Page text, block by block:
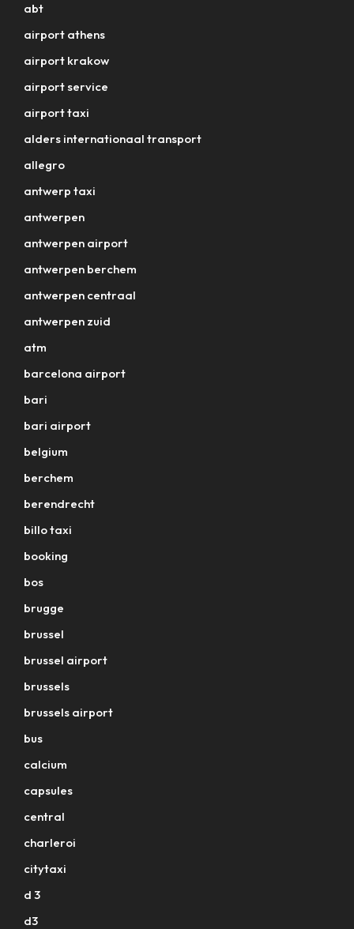
abt
airport athens
airport krakow
airport service
airport taxi
alders internationaal transport
allegro
antwerp taxi
antwerpen
antwerpen airport
antwerpen berchem
antwerpen centraal
antwerpen zuid
atm
barcelona airport
bari
bari airport
belgium
berchem
berendrecht
billo taxi
booking
bos
brugge
brussel
brussel airport
brussels
brussels airport
bus
calcium
capsules
central
charleroi
citytaxi
d 3
d3